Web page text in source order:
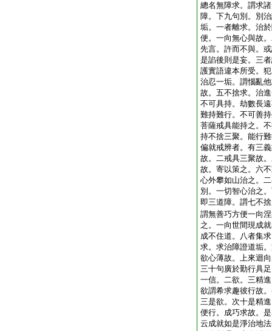
總名無障求。謂求
障。下九句別。別
垢。一者離求。治
便。一向無心與故
先言。許而不與。
是諂後則是妄。三
護實語違本所受。
治忍一垢。謂惱亂
故。五不捨求。治
不可具持。劫數長
難持難行。不可善
菩薩戒具能持之。
持不捨三聚。能行
偏就戒辨者。有三
故。二戒具三聚故
故。寄以策之。六
心外攀如山治之。
別。一切智心治之
即三道障。謂七不
謂無善巧方便一向
之。一向世間現成
成不住道。八者集
求。求治障證道垢
欲心薄故。上來迴
三十句廣於勤行具
一信。二欲。三精
欲謂希求趣彼行故
三是欲。次十是精
便行。成巧求故。
云成就如是淨治地